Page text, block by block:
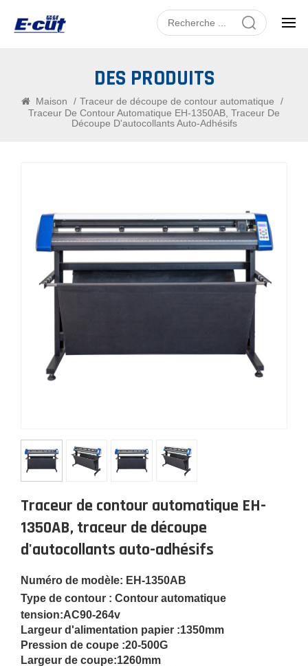
DES PRODUITS
Maison / Traceur de découpe de contour automatique
/
Traceur De Contour Automatique EH-1350AB, Traceur De
Découpe D'autocollants Auto-Adhésifs
Traceur de contour automatique EH-
1350AB, traceur de découpe
d'autocollants auto-adhésifs
Numéro de modèle: EH-1350AB
Type de contour : Contour automatique
tension:AC90-264v
Largeur d'alimentation papier :1350mm
Pression de coupe :20-500G
Largeur de coupe:1260mm